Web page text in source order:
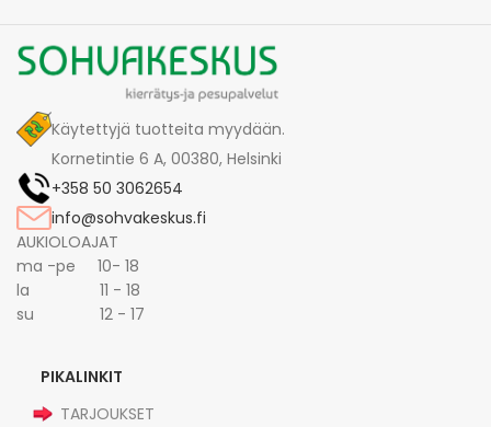
Käytettyjä tuotteita myydään.
Kornetintie 6 A, 00380, Helsinki
+358 50 3062654
info@sohvakeskus.fi
AUKIOLOAJAT
ma -pe 10- 18
la 11 - 18
su 12 - 17
PIKALINKIT
TARJOUKSET